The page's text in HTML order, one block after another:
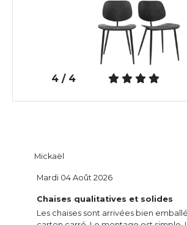
4 / 4
Mickaël
Chaises qualitatives et solides
Les chaises sont arrivées bien
Mardi 04 Août 2026